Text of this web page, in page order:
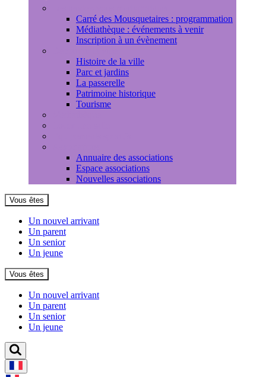
Carré des Mousquetaires : programmation
Médiathèque : événements à venir
Inscription à un évènement
Histoire de la ville
Parc et jardins
La passerelle
Patrimoine historique
Tourisme
Annuaire des associations
Espace associations
Nouvelles associations
Vous êtes
Un nouvel arrivant
Un parent
Un senior
Un jeune
Vous êtes
Un nouvel arrivant
Un parent
Un senior
Un jeune